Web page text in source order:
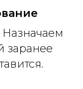
заранее